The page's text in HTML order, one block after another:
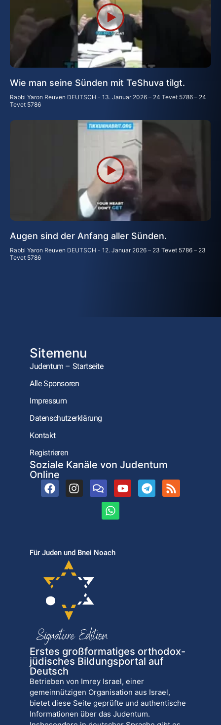
Wie man seine Sünden mit TeShuva tilgt.
Rabbi Yaron Reuven DEUTSCH
13. Januar 2026 – 24 Tevet 5786 – 24
Tevet 5786
Augen sind der Anfang aller Sünden.
Rabbi Yaron Reuven DEUTSCH
12. Januar 2026 – 23 Tevet 5786 – 23
Tevet 5786
Sitemenu
Judentum – Startseite
Alle Sponsoren
Impressum
Datenschutzerklärung
Kontakt
Registrieren
Soziale Kanäle von Judentum
Online
Für Juden und Bnei Noach
Erstes großformatiges orthodox-
jüdisches Bildungsportal auf
Deutsch
Betrieben von Imrey Israel, einer
gemeinnützigen Organisation aus Israel,
bietet diese Seite geprüfte und authentische
Informationen über das Judentum.